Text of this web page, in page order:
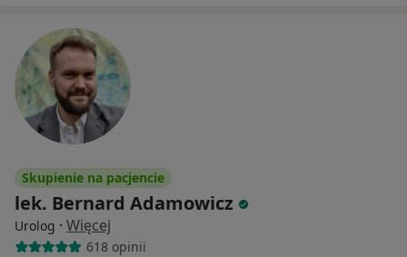
Skupienie na pacjencie
lek. Bernard Adamowicz
Urolog · Więcej
618 opinii